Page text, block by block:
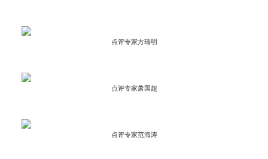
点评专家方瑞明
点评专家萧国超
点评专家范海涛